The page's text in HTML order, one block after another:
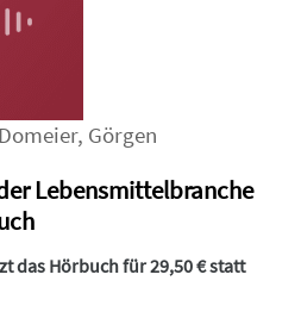
Domeier, Görgen
Lebensmittelbranche
das Hörbuch für 29,50 € statt